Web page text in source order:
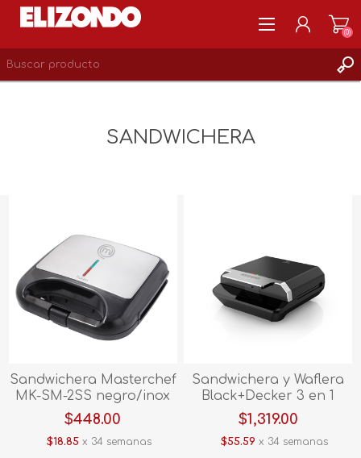
(0)
SANDWICHERA
Sandwichera Masterchef
MK-SM-2SS negro/inox
V/E.
$448.00
$18.85x 34 semanas
Sandwichera y Waflera
Black+Decker 3 en 1
Color Negro SM28690-LA
$1,319.00
$55.59 x 34 semanas